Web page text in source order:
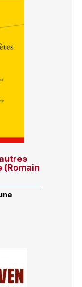
(Romain